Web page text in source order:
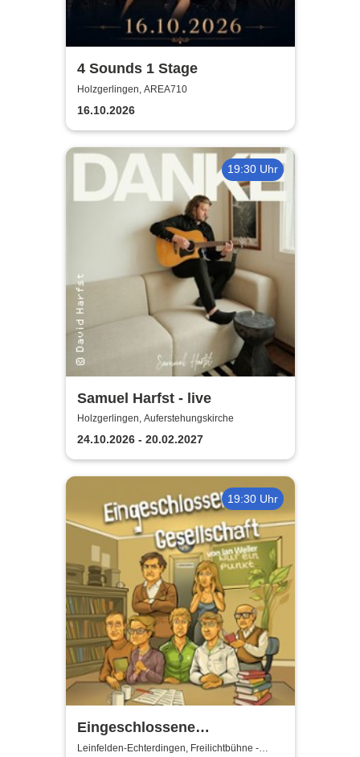
4 Sounds 1 Stage
Holzgerlingen, AREA710
16.10.2026
19:30 Uhr
Samuel Harfst - live
Holzgerlingen, Auferstehungskirche
24.10.2026 - 20.02.2027
19:30 Uhr
Eingeschlossene
Gesellschaft - Theater unter
Leinfelden-Echterdingen, Freilichtbühne -